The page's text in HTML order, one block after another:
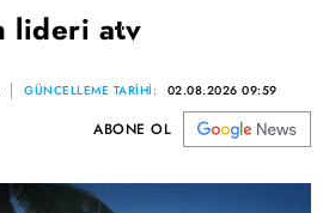
lideri atv
GÜNCELLEME TARİHİ: 02.08.2026 09:59
ABONE OL